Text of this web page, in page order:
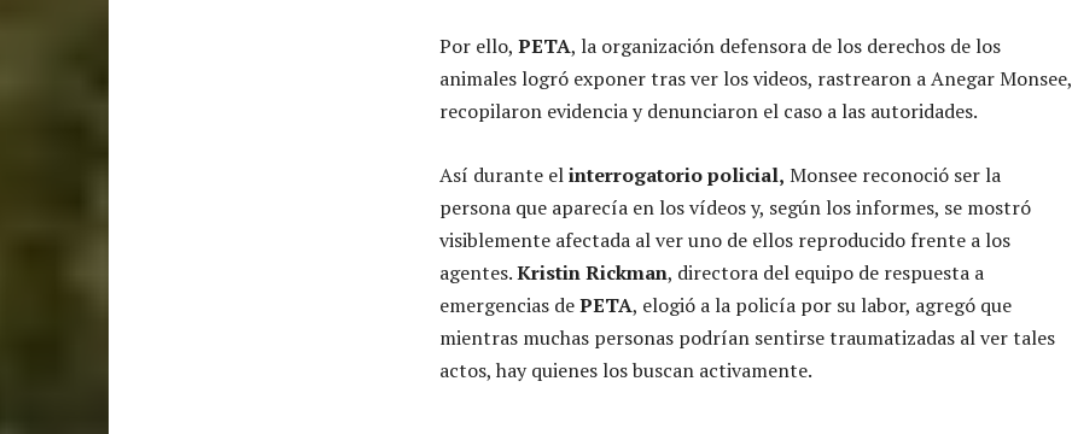
Por ello, PETA, la organización defensora de los derechos de los
animales logró exponer tras ver los videos, rastrearon a Anegar Monsee,
recopilaron evidencia y denunciaron el caso a las autoridades.
Así durante elinterrogatorio policial, Monsee reconoció ser la
persona que aparecía en los vídeos y, según los informes, se mostró
visiblemente afectada al ver uno de ellos reproducido frente a los
agentes.Kristin Rickman, directora del equipo de respuesta a
emergencias dePETA, elogió a la policía por su labor, agregó que
mientras muchas personas podrían sentirse traumatizadas al ver tales
actos, hay quienes los buscan activamente.